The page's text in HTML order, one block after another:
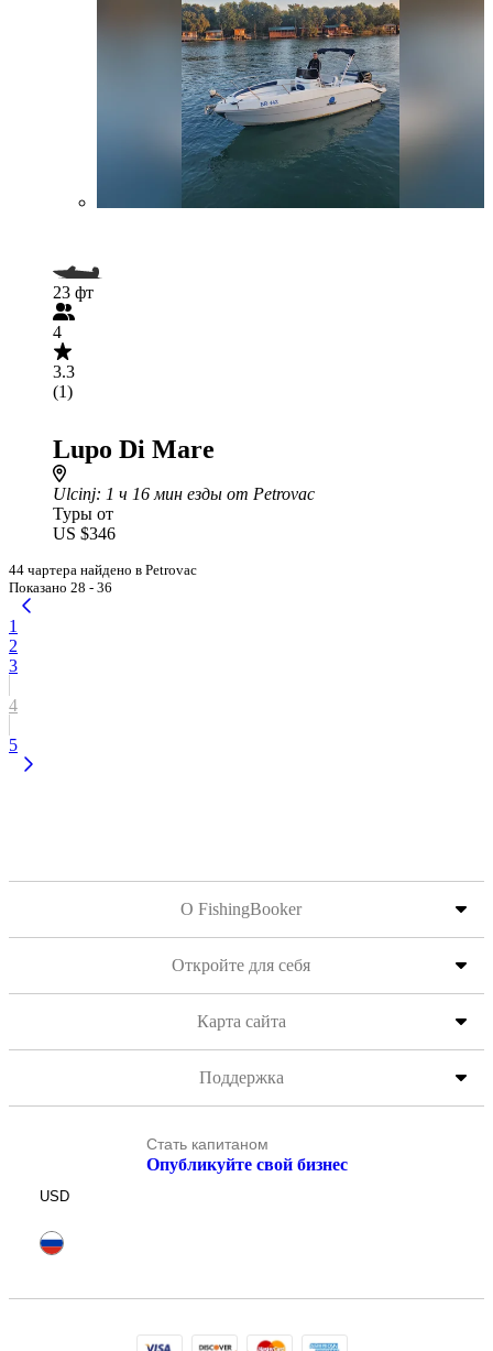
23 фт
4
3.3
(1)
Lupo Di Mare
Ulcinj: 1 ч 16 мин езды от Petrovac
Туры от
US $346
44 чартера найдено в Petrovac
Показано 28 - 36
1
2
3
4
5
О FishingBooker
Откройте для себя
Карта сайта
Поддержка
Стать капитаном
Опубликуйте свой бизнес
USD